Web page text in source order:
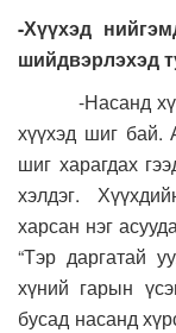
-Хүүхэд
шийдвэрлэхэд
-Насанд
хүүхэд шиг бай.
шиг харагдах
хэлдэг.
харсан нэг
“Тэр даргатай
хүний гарын
бусад насанд